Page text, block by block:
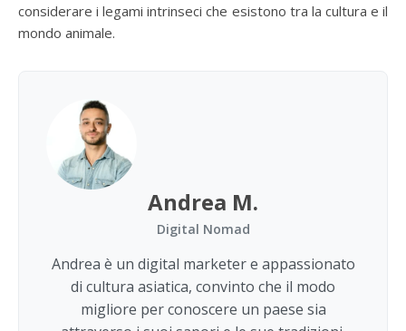
considerare i legami intrinseci che esistono tra la cultura e il
mondo animale.
Andrea M.
Digital Nomad
Andrea è un digital marketer e appassionato
di cultura asiatica, convinto che il modo
migliore per conoscere un paese sia